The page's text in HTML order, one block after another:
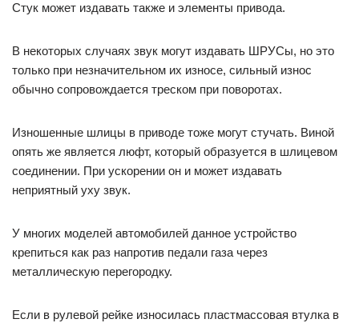
Стук может издавать также и элементы привода.
В некоторых случаях звук могут издавать ШРУСы, но это
только при незначительном их износе, сильный износ
обычно сопровождается треском при поворотах.
Изношенные шлицы в приводе тоже могут стучать. Виной
опять же является люфт, который образуется в шлицевом
соединении. При ускорении он и может издавать
неприятный уху звук.
У многих моделей автомобилей данное устройство
крепиться как раз напротив педали газа через
металлическую перегородку.
Если в рулевой рейке износилась пластмассовая втулка в